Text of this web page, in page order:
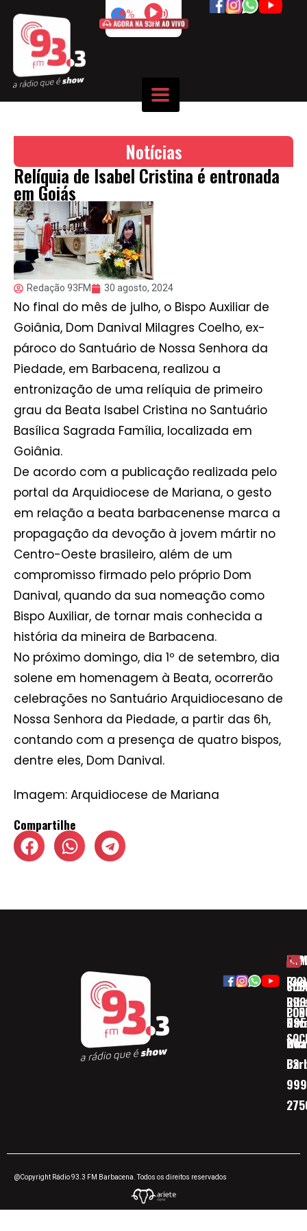
50%
Notícias
Relíquia de Isabel Cristina é entronada
em Goiás
Redação 93FM 30 agosto, 2024
No final do mês de julho, o Bispo Auxiliar de
Goiânia, Dom Danival Milagres Coelho, ex-
pároco do Santuário de Nossa Senhora da
Piedade, em Barbacena, realizou a
entronização de uma relíquia de primeiro
grau da Beata Isabel Cristina no Santuário
Basílica Sagrada Família, localizada em
Goiânia.
De acordo com a publicação realizada pelo
portal da Arquidiocese de Mariana, o gesto
em relação a beata barbacenense marca a
propagação da devoção à jovem mártir no
Centro-Oeste brasileiro, além de um
compromisso firmado pelo próprio Dom
Danival, quando da sua nomeação como
Bispo Auxiliar, de tornar mais conhecida a
história da mineira de Barbacena.
No próximo domingo, dia 1º de setembro, dia
solene em homenagem à Beata, ocorrerão
celebrações no Santuário Arquidiocesano de
Nossa Senhora da Piedade, a partir das 6h,
contando com a presença de quatro bispos,
dentre eles, Dom Danival.
Imagem: Arquidiocese de Mariana
Compartilhe
(32)
32
@Copyright Rádio 93.3 FM Barbacena. Todos os direitos reservados